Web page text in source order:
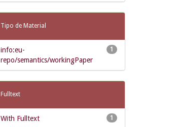
Tipo de Material
1
info:eu-
repo/semantics/workingPaper
Fulltext
1
With Fulltext